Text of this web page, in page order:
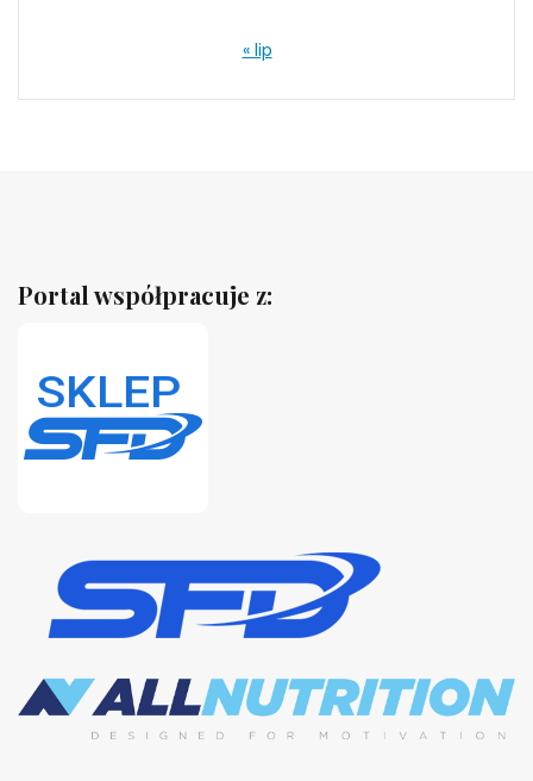
« lip
Portal współpracuje z: